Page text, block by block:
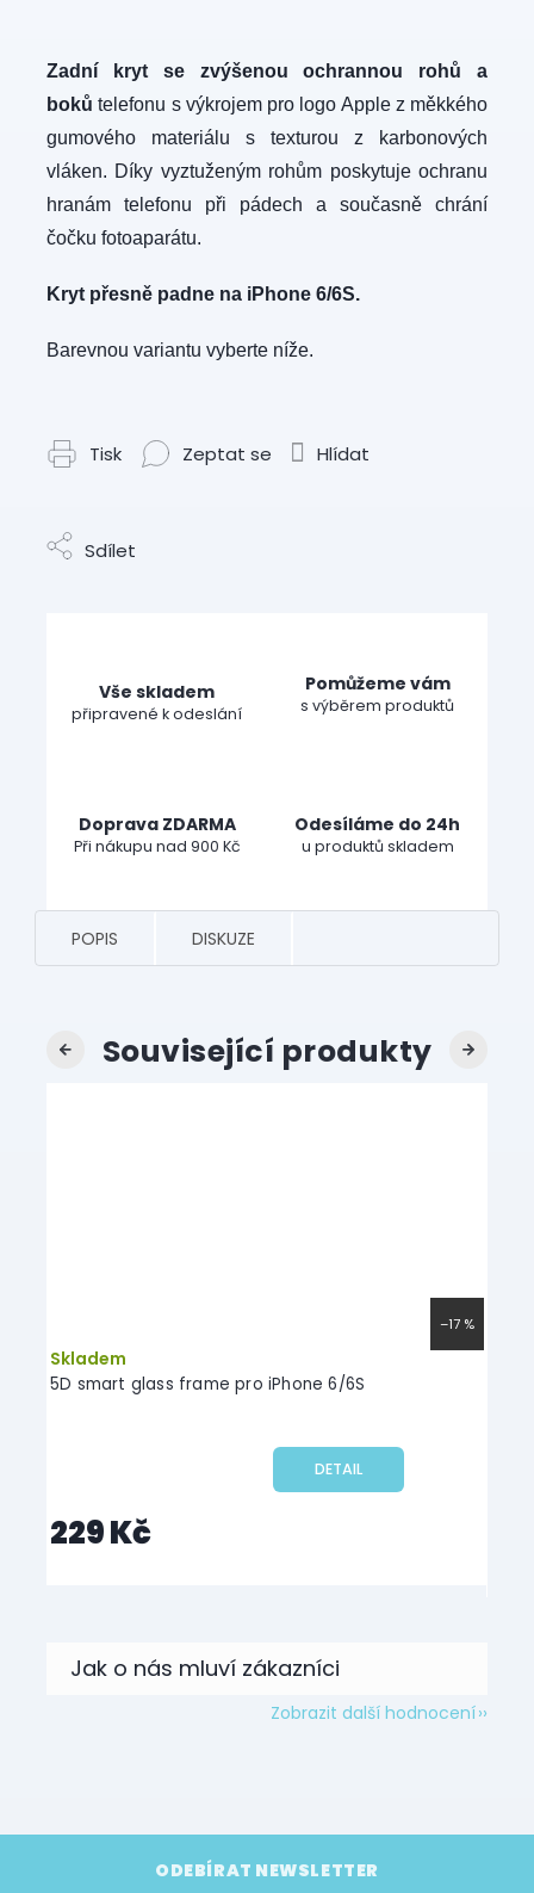
Zadní kryt se zvýšenou ochrannou rohů a
boků telefonu s výkrojem pro logo Apple z měkkého
gumového materiálu s texturou z karbonových
vláken. Díky vyztuženým rohům poskytuje ochranu
hranám telefonu při pádech a současně chrání
čočku fotoaparátu.
Kryt přesně padne na iPhone 6/6S.
Barevnou variantu vyberte níže.
Tisk Zeptat se Hlídat
Sdílet
Vše skladem
připravené k odeslání
Pomůžeme vám
s výběrem produktů
Doprava ZDARMA
Při nákupu nad 900 Kč
Odesíláme do 24h
u produktů skladem
POPIS DISKUZE
Související produkty
Previous
–17 %
5D smart glass frame pro iPhone 6/6S
Skladem
229 Kč
DETAIL
Next
Zobrazit další hodnocení
Z
ODEBÍRAT NEWSLETTER